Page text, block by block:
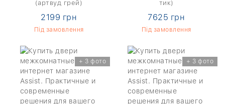
(артвуд грей)
2199 грн
Під замовлення
тик)
7625 грн
Під замовлення
+ 3 фото + 3 фото